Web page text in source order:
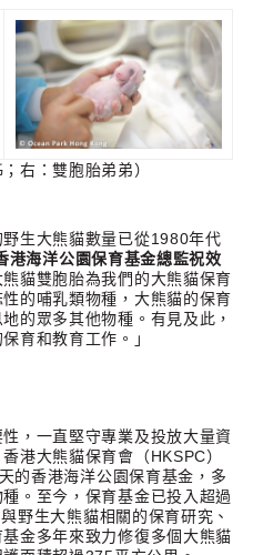
右：雙胞胎弟弟）
生大熊貓數量已從1980年代
港海洋公園保育基金總監祝效
貓雙胞胎為我們的大熊貓保育
的哺乳類物種，大熊貓的保育
的眾多其他物種。有見及此，
育和教育工作。」
，一直堅守專業及投放大量資
港大熊貓保育會（HKSPC）
的香港海洋公園保育基金，多
。至今，保育基金已投入超過
野生大熊貓相關的保育研究、
金多年來致力修復多個大熊貓